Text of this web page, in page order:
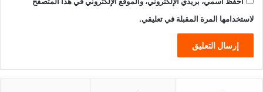
لاستخدامها المرة المقبلة في تعليقي.